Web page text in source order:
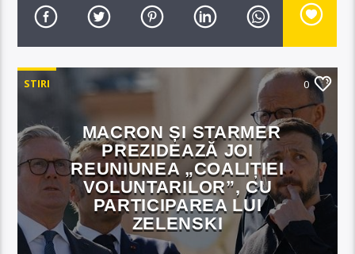
STIRI 0
MACRON ȘI STARMER
PREZIDEAZĂ JOI
REUNIUNEA „COALIȚIEI
VOLUNTARILOR”, CU
PARTICIPAREA LUI
ZELENSKI